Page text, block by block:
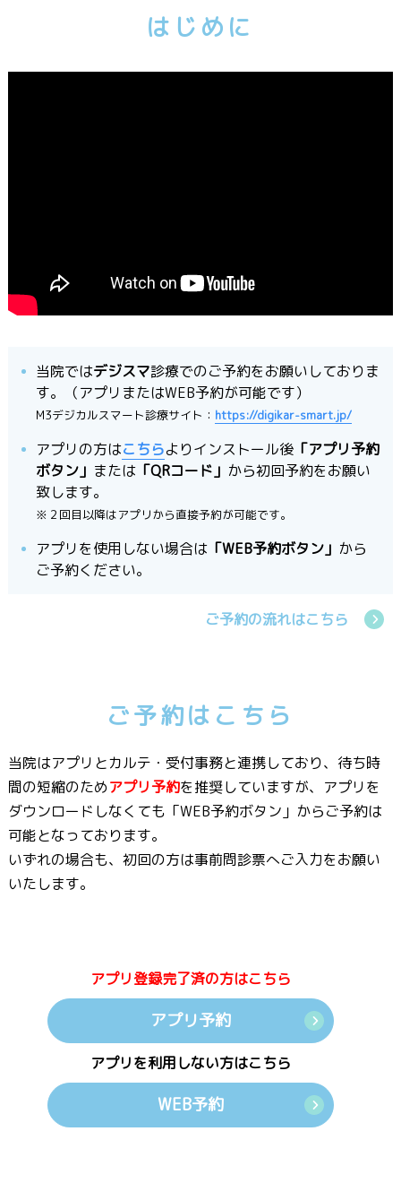
はじめに
当院ではデジスマ診療でのご予約をお願いしておりま
す。（アプリまたはWEB予約が可能です）
M3デジカルスマート診療サイト： https://digikar-smart.jp/
アプリの方はこちらよりインストール後「アプリ予約
ボタン」 または「QRコード」 から初回予約をお願い
致します。
※２回目以降はアプリから直接予約が可能です。
アプリを使用しない場合は「WEB予約ボタン」 から
ご予約ください。
ご予約の流れはこちら
ご予約はこちら
当院はアプリとカルテ・受付事務と連携しており、待ち時
間の短縮のためアプリ予約を推奨していますが、アプリを
ダウンロードしなくても「WEB予約ボタン」からご予約は
可能となっております。
いずれの場合も、初回の方は事前問診票へご入力をお願い
いたします。
アプリ登録完了済の方はこちら
アプリ予約
アプリを利用しない方はこちら
WEB予約